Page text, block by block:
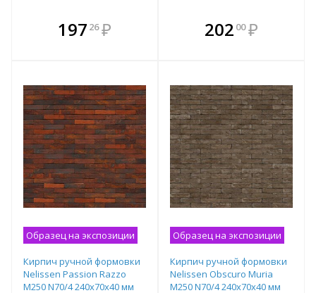
197 26 ₽
В комплекте
всегда выгоднее!
В комплекте
всегда выгоднее!
202 00 ₽
Образец на экспозиции
Кирпич ручной формовки
Nelissen Passion Razzo
М250 N70/4 240х70х40 мм
Образец на экспозиции
Кирпич ручной формовки
Nelissen Obscuro Muria
М250 N70/4 240х70х40 мм